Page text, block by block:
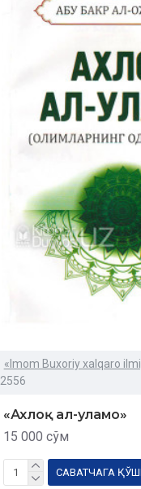
«Imom Buxoriy xalqaro
2556
«Ахлоқ ал-уламо»
15 000 сўм
САВАТЧАГА